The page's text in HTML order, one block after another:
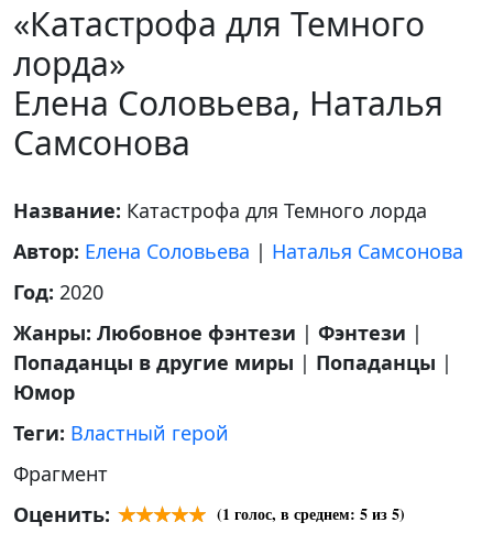
«Катастрофа для Темного
лорда»
Елена Соловьева, Наталья
Самсонова
Название: Катастрофа для Темного лорда
Автор: Елена Соловьева | Наталья Самсонова
Год: 2020
Жанры: Любовное фэнтези | Фэнтези |
Попаданцы в другие миры | Попаданцы |
Юмор
Теги: Властный герой
Фрагмент
Оценить:
(1 голос, в среднем: 5из 5)